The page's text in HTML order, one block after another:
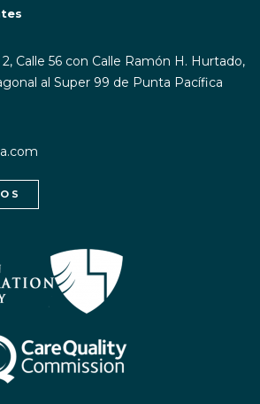
Calle 56 con Calle Ramón H. Hurtado,
al Super 99 de Punta Pacífica
/ Let's Talk